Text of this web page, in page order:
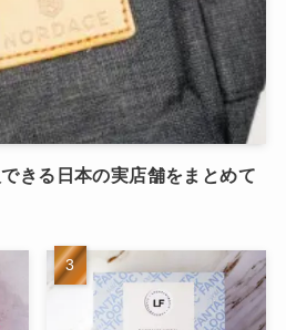
きる日本の実店舗をまとめて